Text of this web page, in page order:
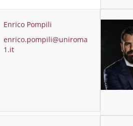
Enrico Pompili
enrico.pompili@uniroma
1.it